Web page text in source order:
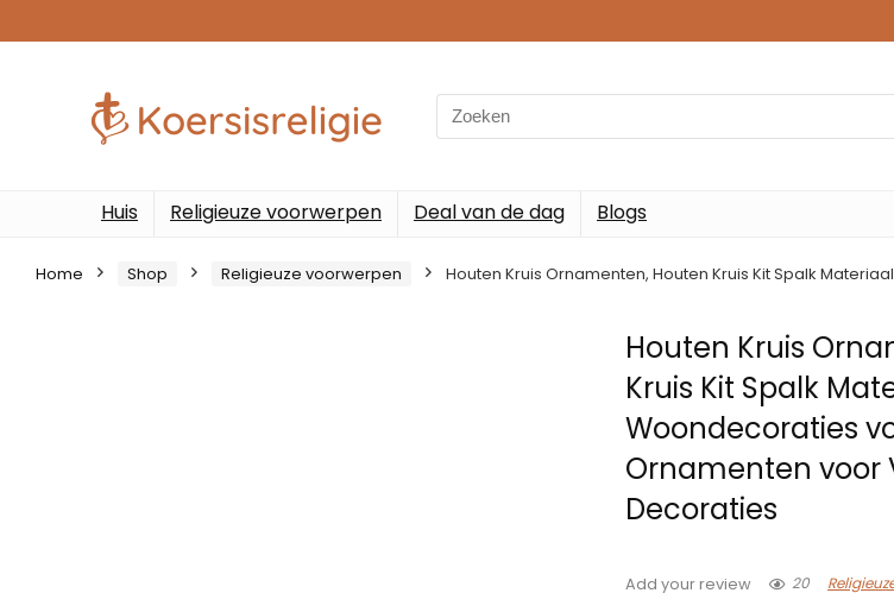
Search
for:
Huis Religieuze voorwerpen Deal van de dag Blogs
Home Shop Religieuze voorwerpen Houten Kruis Ornamenten, Houten Kruis Kit Spalk
Houten Kruis
Kruis Kit Spalk
Woondecoraties
Ornamenten voor
Decoraties
Add your review 20